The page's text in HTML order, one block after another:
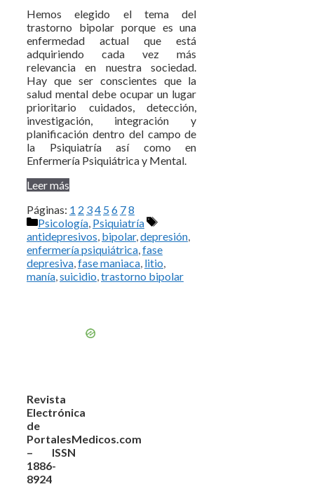
Hemos elegido el tema del
trastorno bipolar porque es una
enfermedad actual que está
adquiriendo cada vez más
relevancia en nuestra sociedad.
Hay que ser conscientes que la
salud mental debe ocupar un lugar
prioritario cuidados, detección,
investigación, integración y
planificación dentro del campo de
la Psiquiatría así como en
Enfermería Psiquiátrica y Mental.
Leer más
Páginas: 1 2 34 56 78
Categorías
Psicología, Psiquiatría
Etiquetas
antidepresivos, bipolar,depresión,
enfermería psiquiátrica,fase
depresiva,fase maniaca, litio,
manía,suicidio,trastorno bipolar
Revista
Electrónica
de
PortalesMedicos.com
– ISSN
1886-
8924